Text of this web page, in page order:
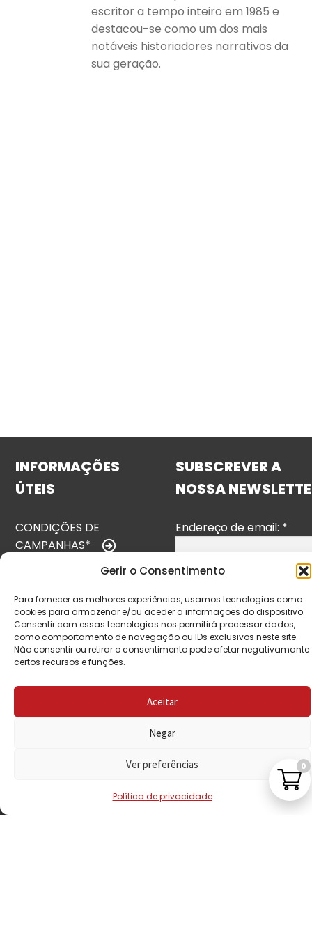
Gerir o Consentimento
Para fornecer as melhores experiências, usamos tecnologias como
cookies para armazenar e/ou aceder a informações do dispositivo.
Consentir com essas tecnologias nos permitirá processar dados,
como comportamento de navegação ou IDs exclusivos neste site.
Não consentir ou retirar o consentimento pode afetar negativamante
certos recursos e funções.
Aceitar
Negar
Ver preferências
Política de privacidade
escritor a tempo inteiro em 1985 e
destacou-se como um dos mais
notáveis historiadores narrativos da
sua geração.
INFORMAÇÕES
ÚTEIS
CONDIÇÕES DE
CAMPANHAS*
POLÍTICA DE
PRIVACIDADE
POLÍTICA DE
REEMBOLSO
LIVRO DE
SUBSCREVER A
NOSSA
Endereço de email: *
0